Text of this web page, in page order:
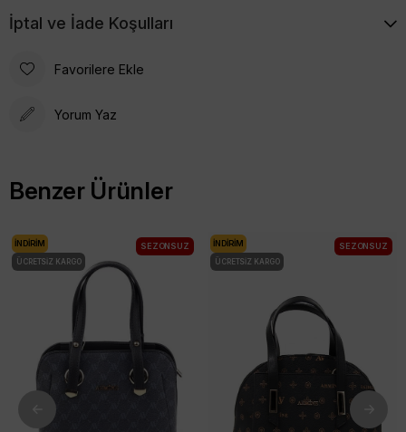
İptal ve İade Koşulları
Favorilere Ekle
Yorum Yaz
Benzer Ürünler
İNDIRIM
ÜCRETSIZ KARGO
SEZONSUZ İNDIRIM
ÜCRETSIZ KARGO
SEZONSUZ